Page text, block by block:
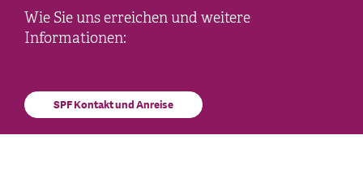
Wie Sie uns erreichen und weitere
Informationen:
SPF Kontakt und Anreise